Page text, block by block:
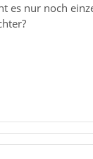
es nur noch